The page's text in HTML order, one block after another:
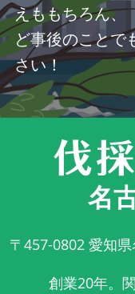
えももちろん
ど事後のことで
さい！
名
〒457-0802 愛知
創業20年。